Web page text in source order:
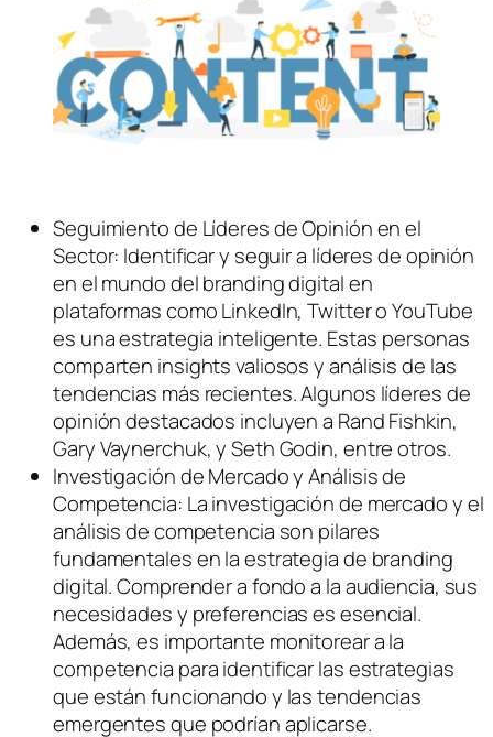
Seguimiento de Líderes de Opinión en el
Sector: Identificar y seguir a líderes de opinión
en el mundo del branding digital en
plataformas como LinkedIn, Twitter o YouTube
es una estrategia inteligente. Estas personas
comparten insights valiosos y análisis de las
tendencias más recientes. Algunos líderes de
opinión destacados incluyen a Rand Fishkin,
Gary Vaynerchuk, y Seth Godin, entre otros.
Investigación de Mercado y Análisis de
Competencia: La investigación de mercado y el
análisis de competencia son pilares
fundamentales en la estrategia de branding
digital. Comprender a fondo a la audiencia, sus
necesidades y preferencias es esencial.
Además, es importante monitorear a la
competencia para identificar las estrategias
que están funcionando y las tendencias
emergentes que podrían aplicarse.